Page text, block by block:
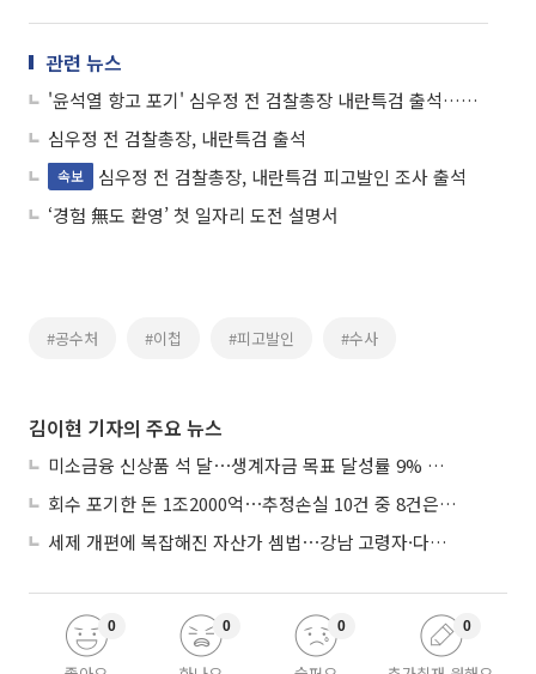
관련 뉴스
'윤석열 항고 포기' 심우정 전 검찰총장 내란특검 출석…피고발인 신분
심우정 전 검찰총장, 내란특검 출석
속보
심우정 전 검찰총장, 내란특검 피고발인 조사 출석
‘경험 無도 환영’ 첫 일자리 도전 설명서
#공수처 #이첩 #피고발인 #수사
김이현 기자의 주요 뉴스
미소금융 신상품 석 달⋯생계자금 목표 달성률 9% 그쳐
회수 포기한 돈 1조2000억⋯추정손실 10건 중 8건은 기업대출
세제 개편에 복잡해진 자산가 셈법⋯강남 고령자·다주택자 ‘자산재편 고심’
0 0 0 0